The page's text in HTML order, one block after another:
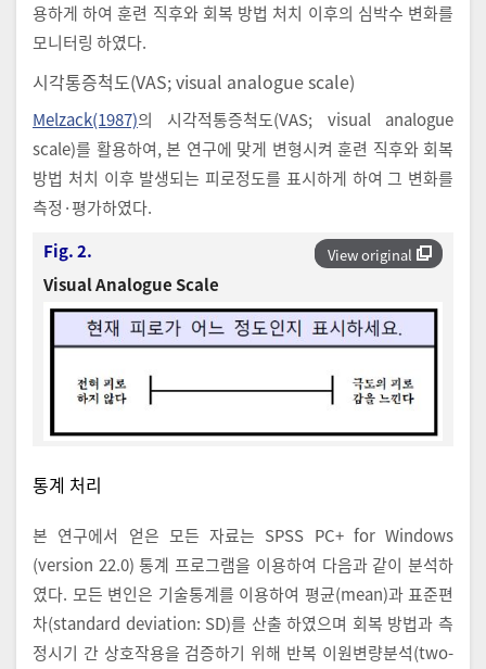
용하게 하여 훈련 직후와 회복 방법 처치 이후의 심박수 변화를
모니터링 하였다.
시각통증척도(VAS; visual analogue scale)
Melzack(1987)의 시각적통증척도(VAS; visual analogue
scale)를 활용하여, 본 연구에 맞게 변형시켜 훈련 직후와 회복
방법 처치 이후 발생되는 피로정도를 표시하게 하여 그 변화를
측정·평가하였다.
View original
Fig. 2.
Visual Analogue Scale
통계 처리
본 연구에서 얻은 모든 자료는 SPSS PC+ for Windows
(version 22.0) 통계 프로그램을 이용하여 다음과 같이 분석하
였다. 모든 변인은 기술통계를 이용하여 평균(mean)과 표준편
차(standard deviation: SD)를 산출 하였으며 회복 방법과 측
정시기 간 상호작용을 검증하기 위해 반복 이원변량분석(two-